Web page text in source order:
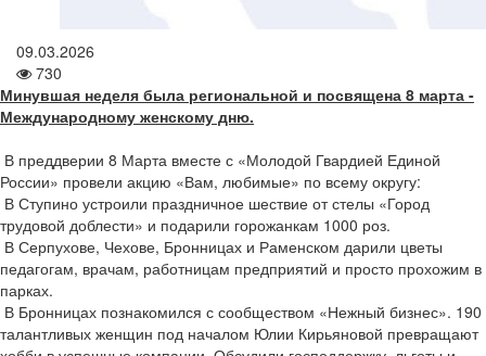
09.03.2026
730
Минувшая неделя была региональной и посвящена 8 марта -
Международному женскому дню.
В преддверии 8 Марта вместе с «Молодой Гвардией Единой
России» провели акцию «Вам, любимые» по всему округу:
В Ступино устроили праздничное шествие от стелы «Город
трудовой доблести» и подарили горожанкам 1000 роз.
В Серпухове, Чехове, Бронницах и Раменском дарили цветы
педагогам, врачам, работницам предприятий и просто прохожим в
парках.
В Бронницах познакомился с сообществом «Нежный бизнес». 190
талантливых женщин под началом Юлии Кирьяновой превращают